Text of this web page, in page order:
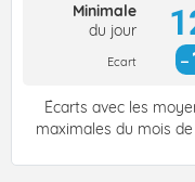
Minimale
du jour
Ecart
Écarts avec les
maximales du mois de